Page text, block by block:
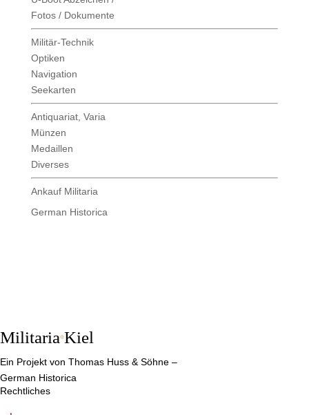
Fotos / Dokumente
Militär-Technik
Optiken
Navigation
Seekarten
Antiquariat, Varia
Münzen
Medaillen
Diverses
Ankauf Militaria
German Historica
Militaria Kiel
Ein Projekt von Thomas Huss & Söhne –
German Historica
Rechtliches